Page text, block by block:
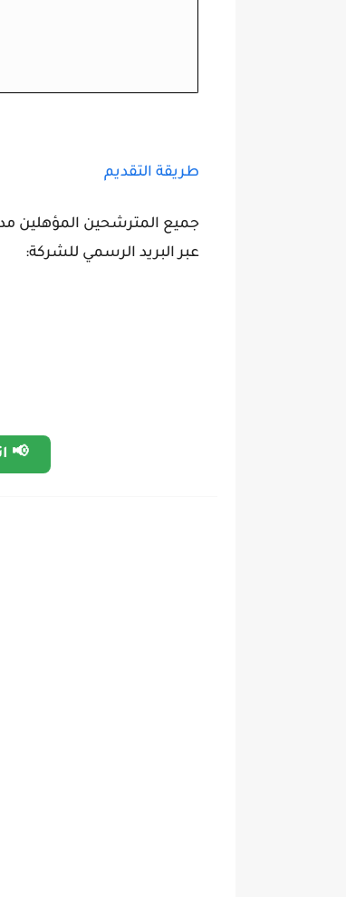
طريقة التقديم
جميع المترشحين المؤهلين
عبر البريد الرسمي للشركة:
📢